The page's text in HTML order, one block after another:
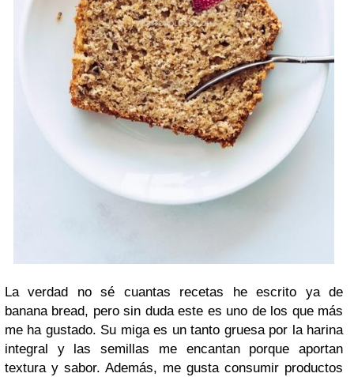
La verdad no sé cuantas recetas he escrito ya de
banana bread, pero sin duda este es uno de los que más
me ha gustado. Su miga es un tanto gruesa por la harina
integral y las semillas me encantan porque aportan
textura y sabor. Además, me gusta consumir productos